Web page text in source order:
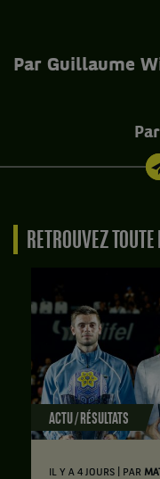
Par Guillaume
RETROUVEZ
ACTU / RÉSULTATS
IL Y A 4 JOURS PAR